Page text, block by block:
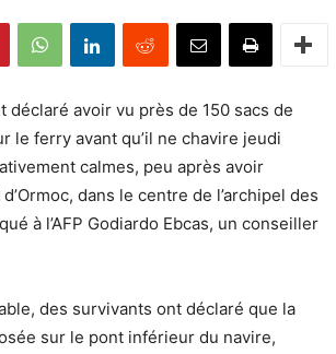
déclaré avoir vu près de 150 sacs de
le ferry avant qu’il ne chavire jeudi
calmes, peu après avoir
dans le centre de l’archipel des
à l’AFP Godiardo Ebcas, un conseiller
des survivants ont déclaré que la
sur le pont inférieur du navire,